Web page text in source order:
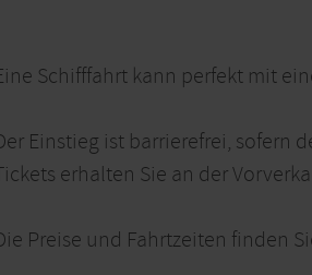
Schifffahrt kann perfekt mit
Einstieg ist barrierefrei, sofern
erhalten Sie an der
Preise und Fahrtzeiten finden